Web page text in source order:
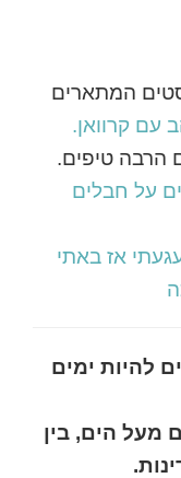
המתארים
עם קרוואן.
הרבה טיפים.
על חבלים
אז באתי
להיות ימים
מעל הים, בין